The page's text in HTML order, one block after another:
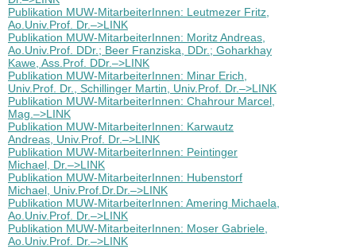
Publikation MUW-MitarbeiterInnen: Leutmezer Fritz,
Ao.Univ.Prof. Dr.–>LINK
Publikation MUW-MitarbeiterInnen: Moritz Andreas,
Ao.Univ.Prof. DDr.; Beer Franziska, DDr.; Goharkhay
Kawe, Ass.Prof. DDr.–>LINK
Publikation MUW-MitarbeiterInnen: Minar Erich,
Univ.Prof. Dr., Schillinger Martin, Univ.Prof. Dr.–>LINK
Publikation MUW-MitarbeiterInnen: Chahrour Marcel,
Mag.–>LINK
Publikation MUW-MitarbeiterInnen: Karwautz
Andreas, Univ.Prof. Dr.–>LINK
Publikation MUW-MitarbeiterInnen: Peintinger
Michael, Dr.–>LINK
Publikation MUW-MitarbeiterInnen: Hubenstorf
Michael, Univ.Prof.Dr.Dr.–>LINK
Publikation MUW-MitarbeiterInnen: Amering Michaela,
Ao.Univ.Prof. Dr.–>LINK
Publikation MUW-MitarbeiterInnen: Moser Gabriele,
Ao.Univ.Prof. Dr.–>LINK